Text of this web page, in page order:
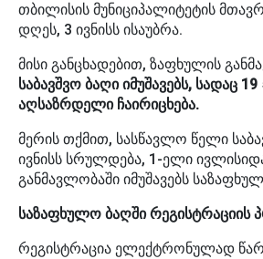
თბილისის მუნიციპალიტეტის
დღეს, 3 ივნისს ისაუბრა.
მისი განცხადებით, ზაფხულის
საბავშვო ბაღი იმუშავებს, სადაც
აღსაზრდელი ჩაირიცხება.
მერის თქმით, სასწავლო წელი
ივნისს სრულდება, 1-ელი
განმავლობაში იმუშავებს
საზაფხულო ბაღში რეგისტრაციის
რეგისტრაცია ელექტრონულად